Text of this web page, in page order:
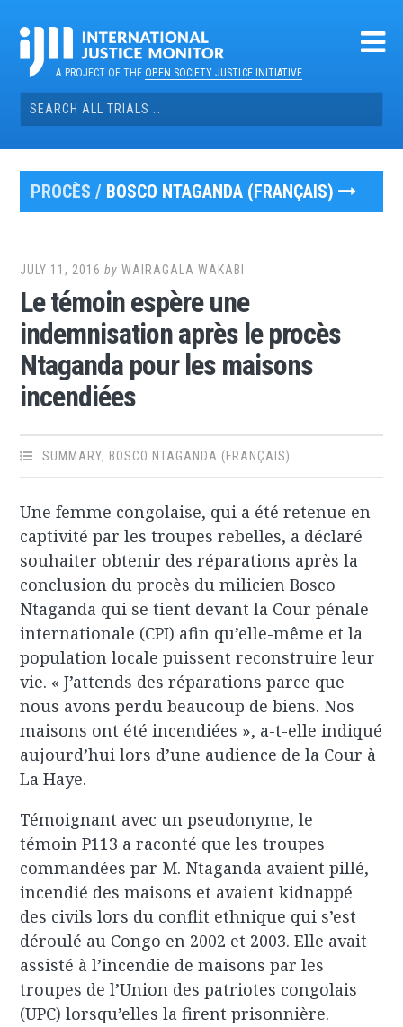
contentA PROJECT OF THEOPEN SOCIETY JUSTICE INITIATIVE
Search
for:
PROCÈS / BOSCO NTAGANDA (FRANÇAIS)
JULY 11, 2016 byWAIRAGALA WAKABI
Le témoin espère une
indemnisation après le procès
Ntaganda pour les maisons
incendiées
SUMMARY, BOSCO NTAGANDA (FRANÇAIS)
Une femme congolaise, qui a été retenue en
captivité par les troupes rebelles, a déclaré
souhaiter obtenir des réparations après la
conclusion du procès du milicien Bosco
Ntaganda qui se tient devant la Cour pénale
internationale (CPI) afin qu’elle-même et la
population locale puissent reconstruire leur
vie. « J’attends des réparations parce que
nous avons perdu beaucoup de biens. Nos
maisons ont été incendiées », a-t-elle indiqué
aujourd’hui lors d’une audience de la Cour à
La Haye.
Témoignant avec un pseudonyme, le
témoin P113 a raconté que les troupes
commandées par M. Ntaganda avaient pillé,
incendié des maisons et avaient kidnappé
des civils lors du conflit ethnique qui s’est
déroulé au Congo en 2002 et 2003. Elle avait
assisté à l’incendie de maisons par les
troupes de l’Union des patriotes congolais
(UPC) lorsqu’elles la firent prisonnière.